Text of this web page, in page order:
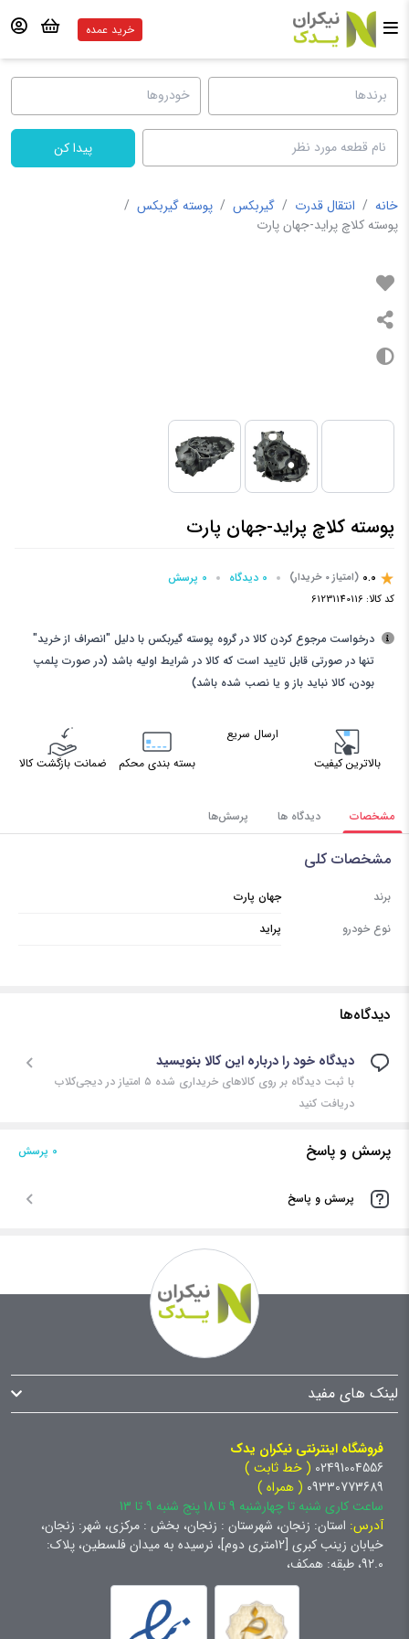
خرید عمده
پیدا کن
خانه / انتقال قدرت / گیربکس / پوسته گیربکس /
پوسته کلاچ پراید-جهان پارت
پوسته کلاچ پراید-جهان پارت
0.0 (امتیاز 0 خریدار) 0 دیدگاه 0 پرسش‌
کد کالا: 61231140116
درخواست مرجوع کردن کالا در گروه پوسته گیربکس با دلیل "انصراف از خرید"
تنها در صورتی قابل تایید است که کالا در شرایط اولیه باشد (در صورت پلمپ
بودن، کالا نباید باز و یا نصب شده باشد)
بالاترین کیفیت
ارسال سریع
بسته بندی محکم
ضمانت بازگشت کالا
مشخصات دیدگاه ها پرسش‌ها
مشخصات کلی
برند
جهان پارت
نوع خودرو
پراید
دیدگاه‌ها
دیدگاه خود را درباره این کالا بنویسید
با ثبت دیدگاه بر روی کالاهای خریداری شده ۵ امتیاز در دیجی‌کلاب
دریافت کنید
پرسش و پاسخ 0 پرسش‌
پرسش و پاسخ
لینک های مفید
فروشگاه اینترنتی نیکران یدک
02491004556 ( خط ثابت )
09330773689 ( همراه )
ساعت کاری شنبه تا چهارشنبه 9 تا 18 پنج شنبه 9 تا 13
آدرس: استان: زنجان، شهرستان : زنجان، بخش : مرکزی، شهر: زنجان،
خیابان زینب کبری [12متری دوم]، نرسیده به میدان فلسطین، پلاک:
92.0، طبقه: همکف،